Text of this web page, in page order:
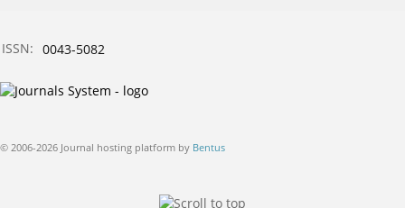
ISSN: 0043-5082
© 2006-2026 Journal hosting platform by Bentus